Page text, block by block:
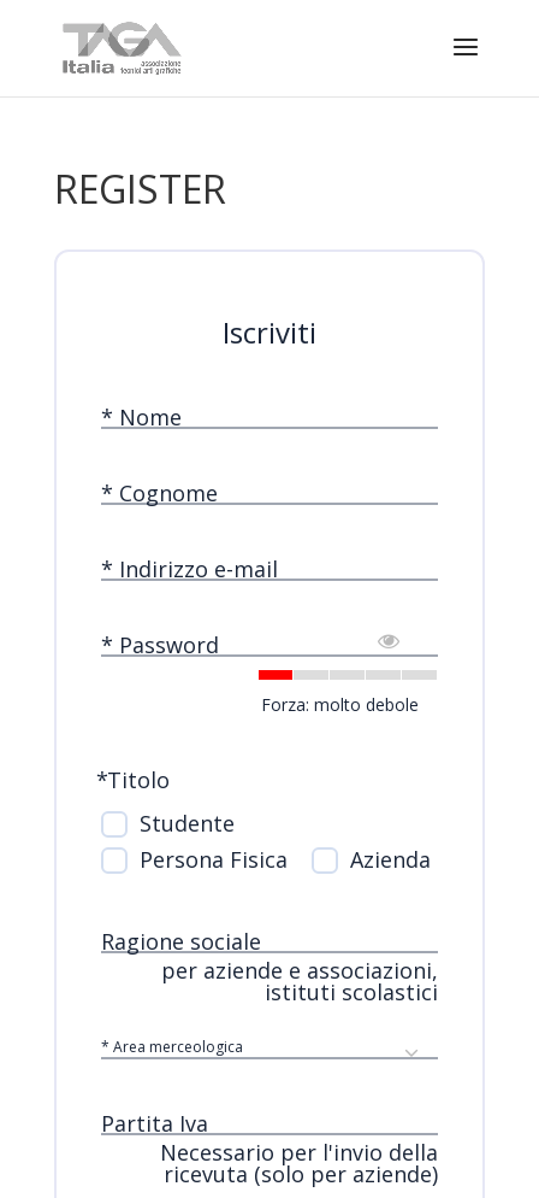
REGISTER
Iscriviti
* Nome
* Cognome
* Indirizzo e-mail
* Password
Forza: molto debole
*Titolo
Studente
Persona Fisica
Azienda
Ragione sociale
per aziende e associazioni,
istituti scolastici
* Area merceologica
Partita Iva
Necessario per l'invio della
ricevuta (solo per aziende)